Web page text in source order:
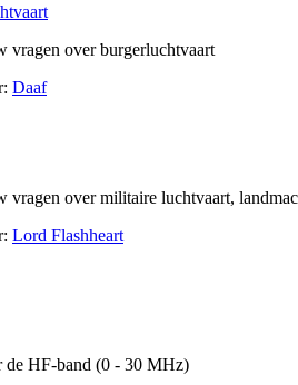
vragen over burgerluchtvaart
Daaf
vragen over militaire luchtvaart,
Lord Flashheart
de HF-band (0 - 30 MHz)